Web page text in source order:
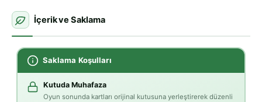
İçerik ve Saklama
Saklama Koşulları
Kutuda Muhafaza
Oyun sonunda kartları orijinal kutusuna yerleştirerek düzenli